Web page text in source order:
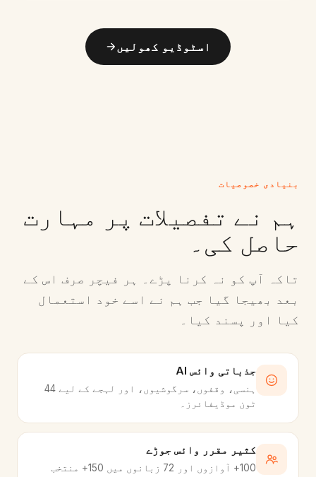
اسٹوڈیو کھولیں
بنیادی خصوصیات
ہم نے تفصیلات پر مہارت
حاصل کی۔
تاکہ آپ کو نہ کرنا پڑے۔ ہر فیچر صرف اس کے
بعد بھیجا گیا جب ہم نے اسے خود استعمال
کیا اور پسند کیا۔
جذباتی وائس AI
ہنسی، وقفوں، سرگوشیوں، اور لہجے کے لیے 44
ٹون موڈیفائرز۔
کثیر مقرر وائس جوڑے
100+ آوازوں اور 72 زبانوں میں 150+ منتخب